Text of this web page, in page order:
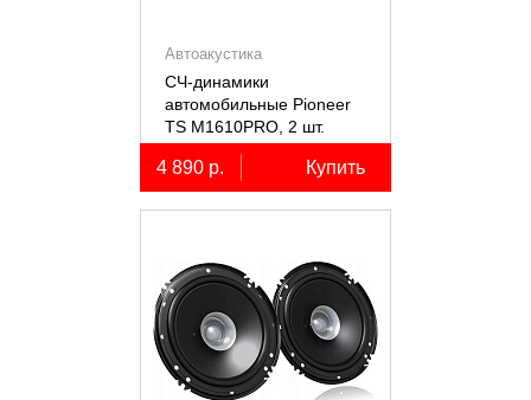
Автоакустика
СЧ-динамики
автомобильные Pioneer
TS M1610PRO, 2 шт.
4 890 р. Купить